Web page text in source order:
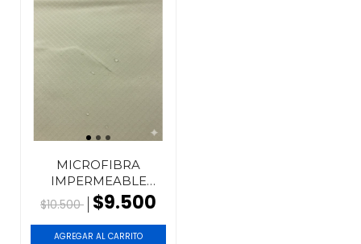
MICROFIBRA
IMPERMEABLE
ANTIDESGARRO
$10.500 $9.500
AGREGAR AL CARRITO